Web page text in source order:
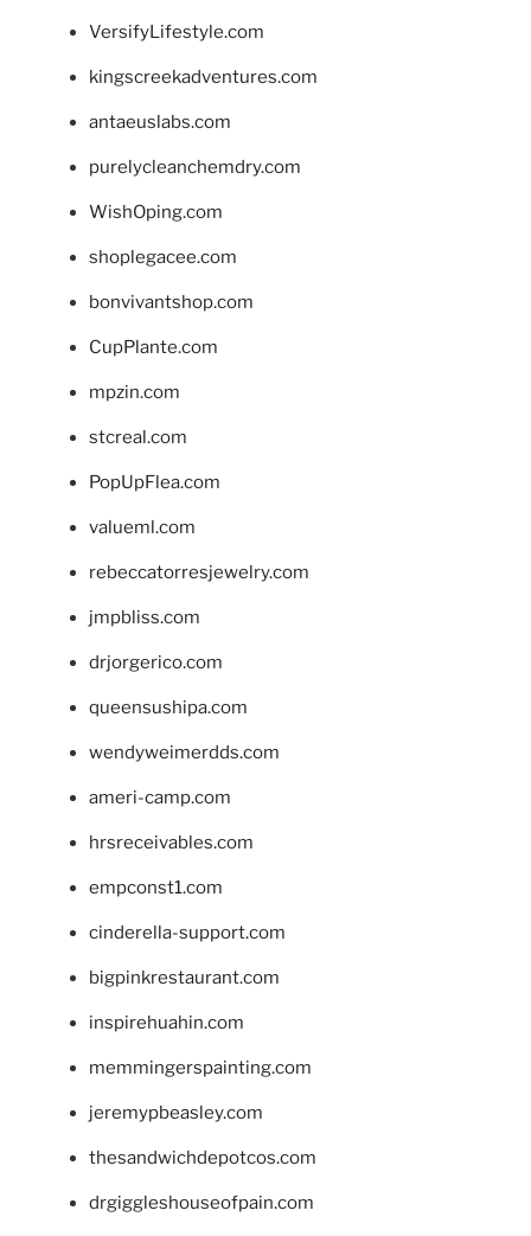
VersifyLifestyle.com
kingscreekadventures.com
antaeuslabs.com
purelycleanchemdry.com
WishOping.com
shoplegacee.com
bonvivantshop.com
CupPlante.com
mpzin.com
stcreal.com
PopUpFlea.com
valueml.com
rebeccatorresjewelry.com
jmpbliss.com
drjorgerico.com
queensushipa.com
wendyweimerdds.com
ameri-camp.com
hrsreceivables.com
empconst1.com
cinderella-support.com
bigpinkrestaurant.com
inspirehuahin.com
memmingerspainting.com
jeremypbeasley.com
thesandwichdepotcos.com
drgiggleshouseofpain.com